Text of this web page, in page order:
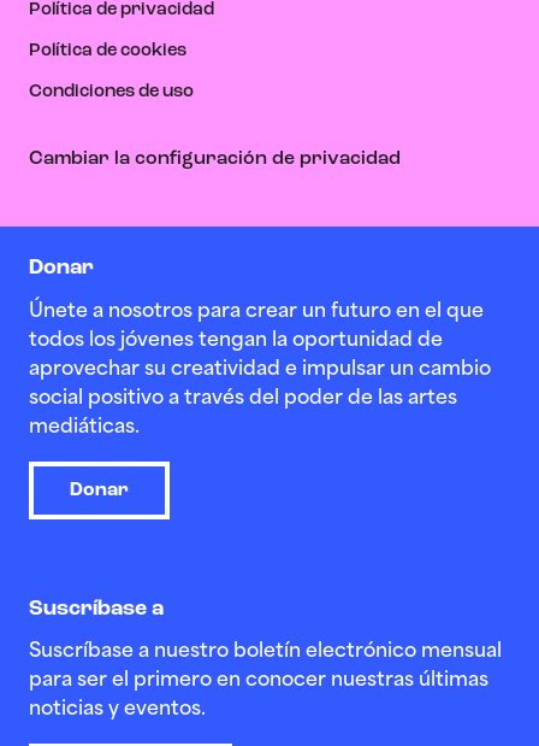
Donar
Únete a nosotros para crear un futuro en el que
todos los jóvenes tengan la oportunidad de
aprovechar su creatividad e impulsar un cambio
social positivo a través del poder de las artes
mediáticas.
Donar
Suscríbase a
Suscríbase a nuestro boletín electrónico mensual
para ser el primero en conocer nuestras últimas
noticias y eventos.
Política de privacidad
Política de cookies
Condiciones de uso
Cambiar la configuración de privacidad